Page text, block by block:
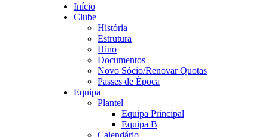
Início
Clube
História
Estrutura
Hino
Documentos
Novo Sócio/Renovar Quotas
Passes de Época
Equipa
Plantel
Equipa Principal
Equipa B
Calendário